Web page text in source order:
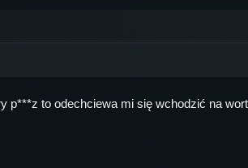
p***z to odechciewa mi się wchodzić na